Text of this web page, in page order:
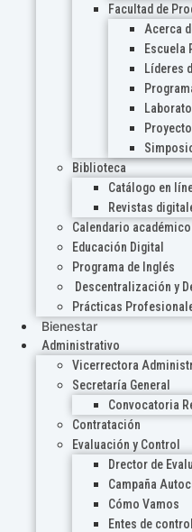
Facultad de
Acerca
Escuela
Líderes
Biblioteca
Catálogo en
Revistas
Calendario académico
Educación Digital
Programa de Inglés
Descentralización y
Prácticas
Bienestar
Administrativo
Vicerrectora
Secretaría General
Convocatoria
Contratación
Evaluación y Control
Drector de
Campaña
Cómo Vamos
Entes de control